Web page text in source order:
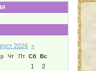
2026 »
Чт Пт Сб Вс
1
2